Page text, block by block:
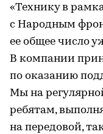
«Технику в
с Народным
ее общее число
В компании
по оказанию
Мы на
ребятам,
на передовой,